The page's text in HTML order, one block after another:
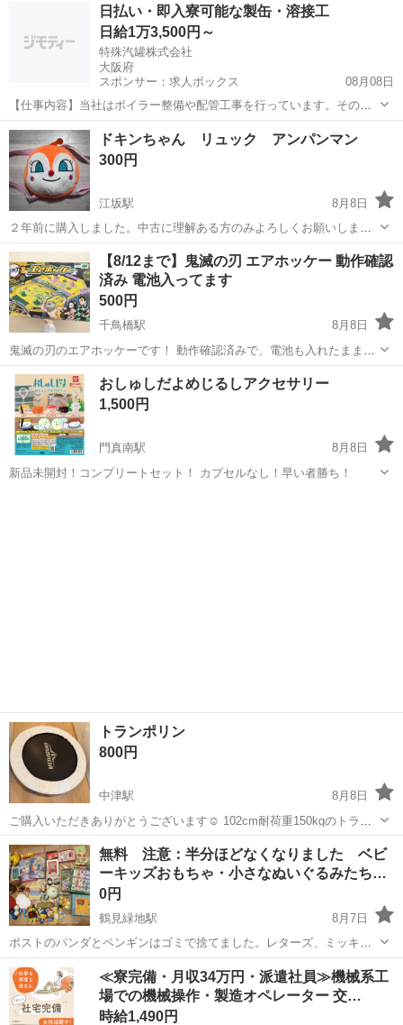
ト物は1点と換算してます) 近年国内外で人気が高まっています。 大量日払い・即入寮可能な製缶・溶接工
日給1万3,500円～
特殊汽罐株式会社
大阪府
スポンサー：求人ボックス
08月08日
【仕事内容】当社はボイラー整備や配管工事を行っています。その中
で必要な配管やボイラーの製缶作業(溶接・切断・架台等の製作)業務に
当社工場内であたっていただきます。 工場は大阪府吹田市芳野町。御
堂筋線の江坂駅からの徒歩圏内にあります...
アルバイト・パート
ドキンちゃん リュック アンパンマン
300円
江坂駅
8月8日
２年前に購入しました。中古に理解ある方のみよろしくお願いしま
す。２つで1000円です。
大阪 吹田市 江坂駅 その他
【8/12まで】鬼滅の刃 エアホッケー 動作確認
済み 電池入ってます
500円
千鳥橋駅
8月8日
鬼滅の刃のエアホッケーです！ 動作確認済みで、電池も入れたままお
渡しいたしますので帰ったらそのまま遊べます！！ コマが1つ足りま
せんが、不自由なく遊べます！
大阪 大阪市 千鳥橋駅 その他 鬼滅の刃
おしゅしだよめじるしアクセサリー
1,500円
門真南駅
8月8日
新品未開封！コンプリートセット！ カプセルなし！早い者勝ち！
トランポリン
800円
中津駅
8月8日
ご購入いただきありがとうございます☺︎ 102cm耐荷重150kgのトラン
ポリンです。 カバーは昨年新品を購入して交換しましたが再び破れが
出ています。使用には問題ありません。 大阪市内に取りに来ていただ
ける方でご検討よろ...
大阪 大阪市 中津駅 その他 トランポリン
無料 注意：半分ほどなくなりました ベビ
ーキッズおもちゃ・小さなぬいぐるみたち…
0円
鶴見緑地駅
8月7日
ポストのパンダとペンギンはゴミで捨てました。レターズ、ミッキー
パズル、ポケモンパズル、その他お渡し済みのものも画像にまざって
ます数が多いのと並べたりするのも面倒くさいので再撮影しません。
海外（欧米）からの短期在住で飛...
大阪 大阪市 鶴見緑地駅 その他 ピンポン
≪寮完備・月収34万円・派遣社員≫機械系工
場での機械操作・製造オペレーター 交…
時給1,490円